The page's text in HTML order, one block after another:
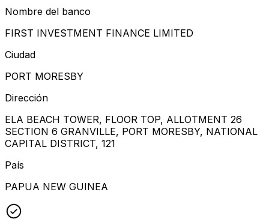
Nombre del banco
FIRST INVESTMENT FINANCE LIMITED
Ciudad
PORT MORESBY
Dirección
ELA BEACH TOWER, FLOOR TOP, ALLOTMENT 26
SECTION 6 GRANVILLE, PORT MORESBY, NATIONAL
CAPITAL DISTRICT, 121
País
PAPUA NEW GUINEA